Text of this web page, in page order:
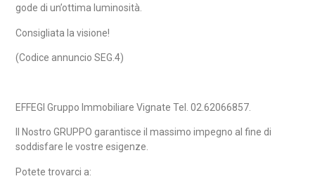
gode di un’ottima luminosità.
Consigliata la visione!
(Codice annuncio SEG.4)
EFFEGI Gruppo Immobiliare Vignate Tel. 02.62066857.
Il Nostro GRUPPO garantisce il massimo impegno al fine di
soddisfare le vostre esigenze.
Potete trovarci a: